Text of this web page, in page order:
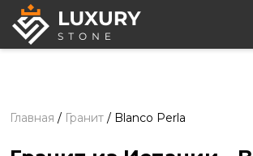
Главная / Гранит / Blanco Perla